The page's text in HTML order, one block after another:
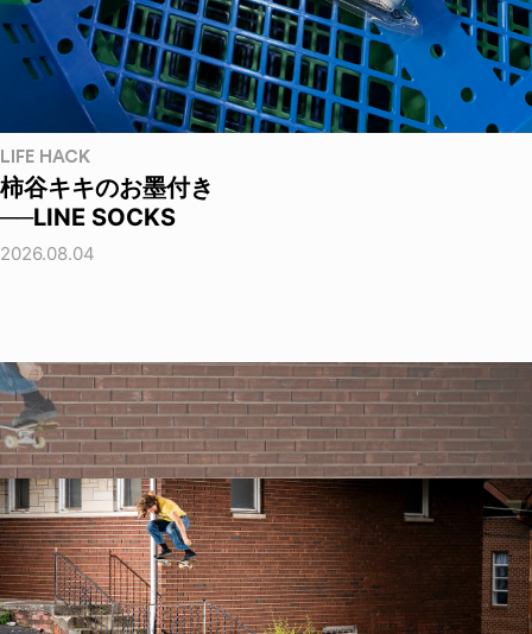
LIFE HACK
柿谷キキのお墨付き
──LINE SOCKS
2026.08.04